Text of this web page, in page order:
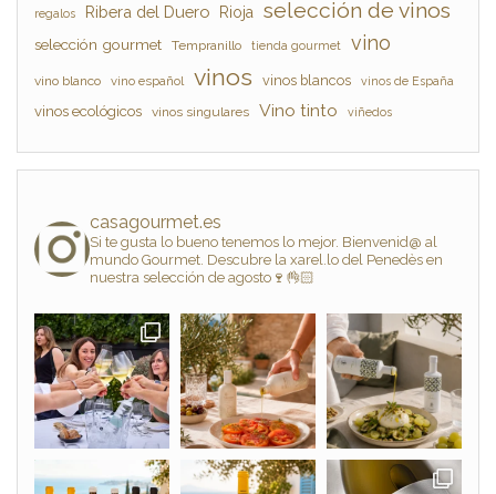
regalos Ribera del Duero Rioja selección de vinos
selección gourmet Tempranillo tienda gourmet vino
vino blanco vino español vinos vinos blancos vinos de España
vinos ecológicos vinos singulares Vino tinto viñedos
casagourmet.es
Si te gusta lo bueno tenemos lo mejor. Bienvenid@ al
mundo Gourmet. Descubre la xarel.lo del Penedès en
nuestra selección de agosto🍷👌🏻